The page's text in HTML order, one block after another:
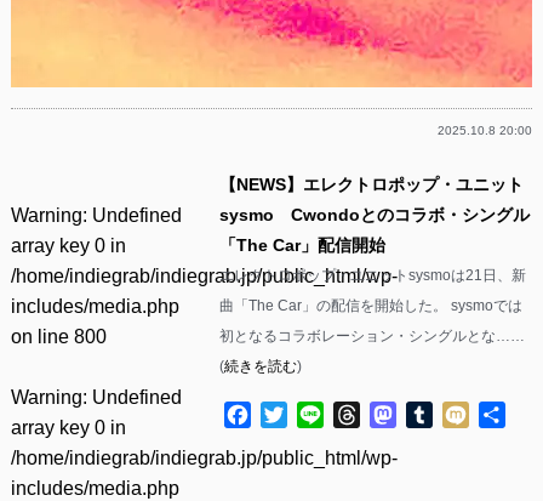
2025.10.8 20:00
Warning: Undefined
array key 0 in
/home/indiegrab/indiegrab.jp/public_html/wp-
includes/media.php
on line 800
Warning: Undefined
array key 0 in
/home/indiegrab/indiegrab.jp/public_html/wp-
includes/media.php
【NEWS】エレクトロポップ・ユニット
sysmo Cwondoとのコラボ・シングル
「The Car」配信開始
エレクトロポップ・ユニットsysmoは21日、新
曲「The Car」の配信を開始した。 sysmoでは
初となるコラボレーション・シングルとな……
(続きを読む)
Facebook
TwitterLine ThreadsMastodon
Tumblr
Mixi